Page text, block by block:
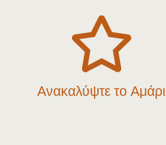

Ανακαλύψτε το Αμάρι